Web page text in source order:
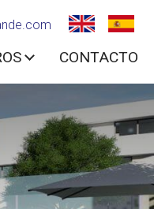
CONTACTO